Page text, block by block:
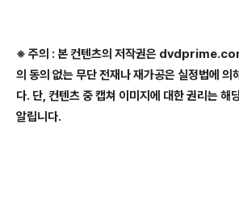
※ 주의 : 본 컨텐츠의 저작권은
의 동의 없는 무단 전재나 재가공은 실정법에 의
다. 단, 컨텐츠 중 캡쳐 이미지에 대한 권리는 해
알립니다.